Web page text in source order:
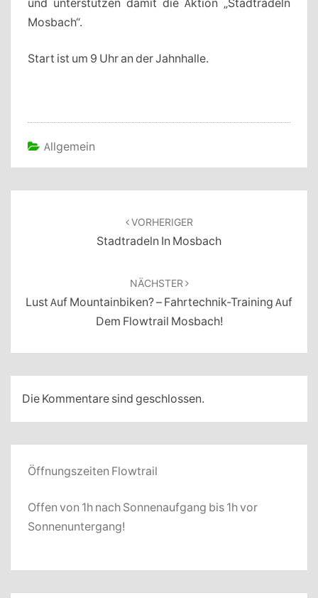
und unterstützen damit die Aktion „Stadtradeln
Mosbach“.
Start ist um 9 Uhr an der Jahnhalle.
Allgemein
VORHERIGER
Stadtradeln In Mosbach
NÄCHSTER
Lust Auf Mountainbiken? – Fahrtechnik-Training Auf
Dem Flowtrail Mosbach!
Die Kommentare sind geschlossen.
Öffnungszeiten Flowtrail
Offen von 1h nach Sonnenaufgang bis 1h vor
Sonnenuntergang!